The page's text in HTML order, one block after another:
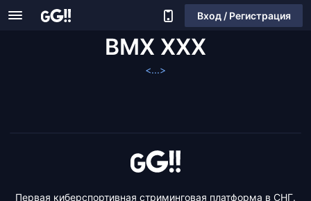
Вход / Регистрация
BMX XXX
<...>
Первая киберспортивная стриминговая платформа в СНГ.